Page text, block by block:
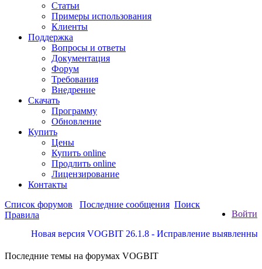
Статьи
Примеры использования
Клиенты
Поддержка
Вопросы и ответы
Документация
Форум
Требования
Внедрение
Скачать
Программу
Обновление
Купить
Цены
Купить online
Продлить online
Лицензирование
Контакты
Войти
Список форумов Последние сообщения Поиск
Правила
Новая версия VOGBIT 26.1.8 - Исправление выявленных
Последние темы на форумах VOGBIT